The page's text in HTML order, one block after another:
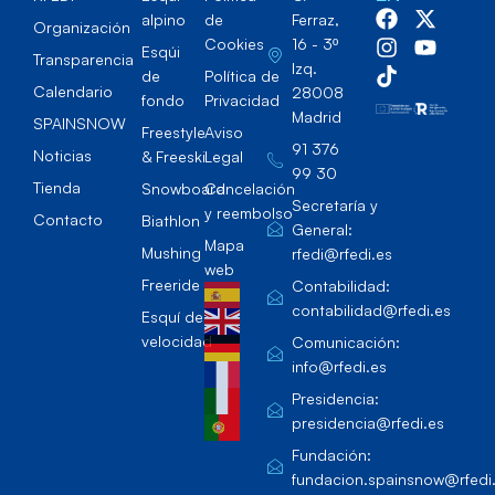
Organización
Transparencia
Calendario
SPAINSNOW
Noticias
Tienda
Contacto
alpino
Esqúi
de
fondo
Freestyle
& Freeski
Snowboard
Biathlon
Mushing
Freeride
Esquí de
velocidad
de
Cookies
Política de
Privacidad
Aviso
Legal
Cancelación
y reembolso
Mapa
web
Ferraz,
16 - 3º
Izq.
28008
Madrid
91 376
99 30
Secretaría y
General:
rfedi@rfedi.es
Contabilidad:
contabilidad@rfedi.es
Comunicación:
info@rfedi.es
Presidencia:
presidencia@rfedi.es
Fundación: